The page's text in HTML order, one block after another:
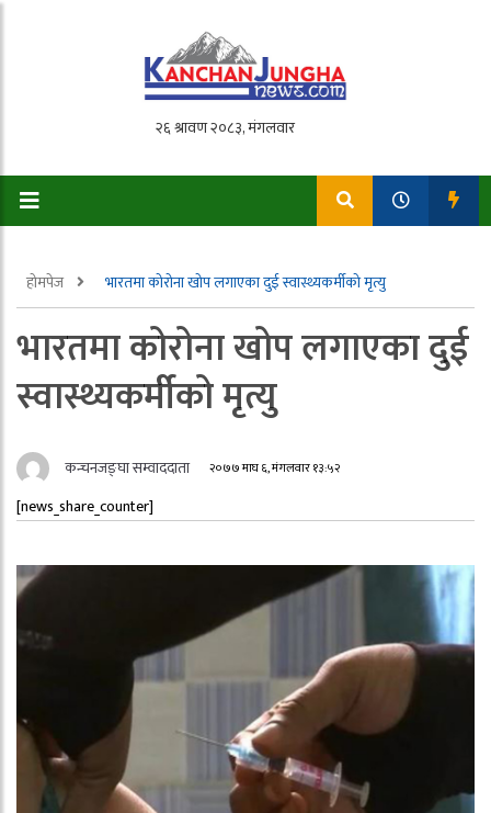
होमपेज भारतमा कोरोना खोप लगाएका दुई स्वास्थ्यकर्मीको मृत्यु
भारतमा कोरोना खोप लगाएका दुई
स्वास्थ्यकर्मीको मृत्यु
कन्चनजङ्घा सम्वाददाता २०७७ माघ ६, मंगलवार १३:५२
[news_share_counter]